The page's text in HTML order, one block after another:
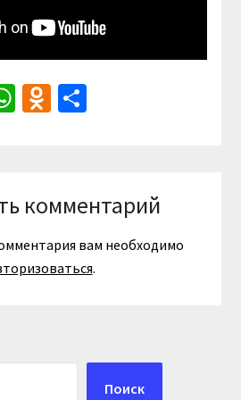
WhatsApp
Odnoklassniki
Отправить
комментарий
вам необходимо
.
Поиск